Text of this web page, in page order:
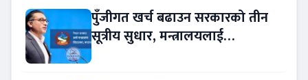
पुँजीगत खर्च बढाउन सरकारको तीन
सूत्रीय सुधार, मन्त्रालयलाई